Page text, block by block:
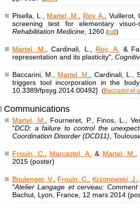
Pisella, L., Martel, M. Roy, A.
,
screening test for elementary
Rehabilitation Medicine , 1260 (pdf)
Martel, M. , Cardinali, L., Roy, A.
&
representation and its plasticity",
Baccarini, M., Martel, M. , Cardinali, L.,
triggers tool incorporation in the
10.3389/fpsyg.2014.00492]
(Baccarini et
Communications
Martel, M. , Fourneret, P., Finos, L.,
"DCD: a failure to control the
Coordination Disorder (DCD11) ,
Frouin, C. Marcastel, A. & Martel, M.
2015 (poster)
Boulenger, V. Frouin, C. Krzonowski, J.
"Atelier Langage et cerveau:
Bachut, Lyon, France, 12 mars 2014